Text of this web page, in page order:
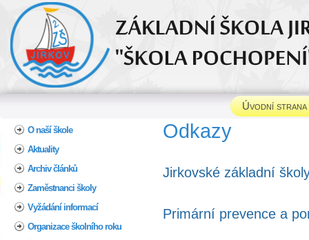
Úvodní strana
O naší škole
Aktuality
Archiv článků
Zaměstnanci školy
Vyžádání informací
Organizace školního roku
Odkazy
Jirkovské základní
Primární prevence a